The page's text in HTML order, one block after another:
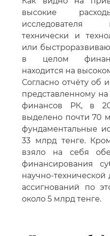
высокие
технически и
или
в целом
находится на
Согласно отчёту об
представленному
финансов РК, в
выделено почти 70
фундаментальные
33 млрд тенге.
взяло на себя
финансирования
научно-технической
ассигнований по
около 5 млрд тенге.